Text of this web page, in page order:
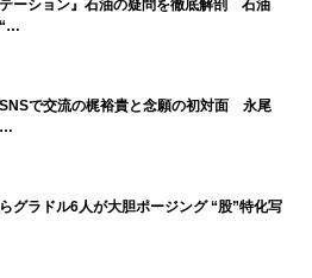
テーション』石油の疑問を徹底解剖 石油
で交流の梶裕貴と念願の初対面 永尾
…
グラドル6人が大胆ポージング “股”特化写